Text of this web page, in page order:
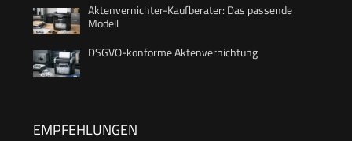
Aktenvernichter-Kaufberater: Das passende
Modell
DSGVO-konforme Aktenvernichtung
EMPFEHLUNGEN